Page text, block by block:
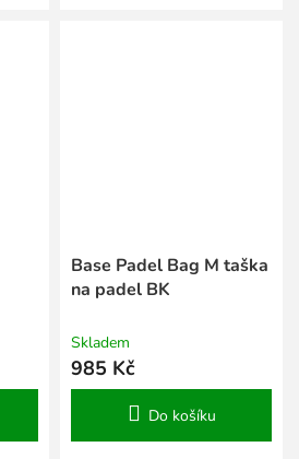
Base Padel Bag M taška
na padel BK
Skladem
985 Kč
Do košíku